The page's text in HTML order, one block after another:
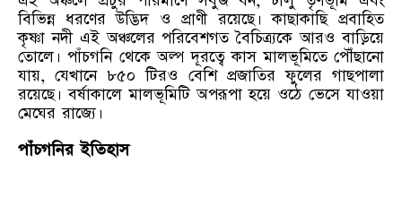
বিভিন্ন ধরণের উদ্ভিদ ও প্রাণী রয়েছে। কাছাকাছি প্রবাহিত
কৃষ্ণা নদী এই অঞ্চলের পরিবেশগত বৈচিত্র্যকে আরও বাড়িয়ে
তোলে। পাঁচগনি থেকে অল্প দূরত্বে কাস মালভূমিতে পৌঁছানো
যায়, যেখানে ৮৫০ টিরও বেশি প্রজাতির ফুলের গাছপালা
রয়েছে। বর্ষাকালে মালভূমিটি অপরূপা হয়ে ওঠে ভেসে যাওয়া
মেঘের রাজ্যে।
পাঁচগনির ইতিহাস